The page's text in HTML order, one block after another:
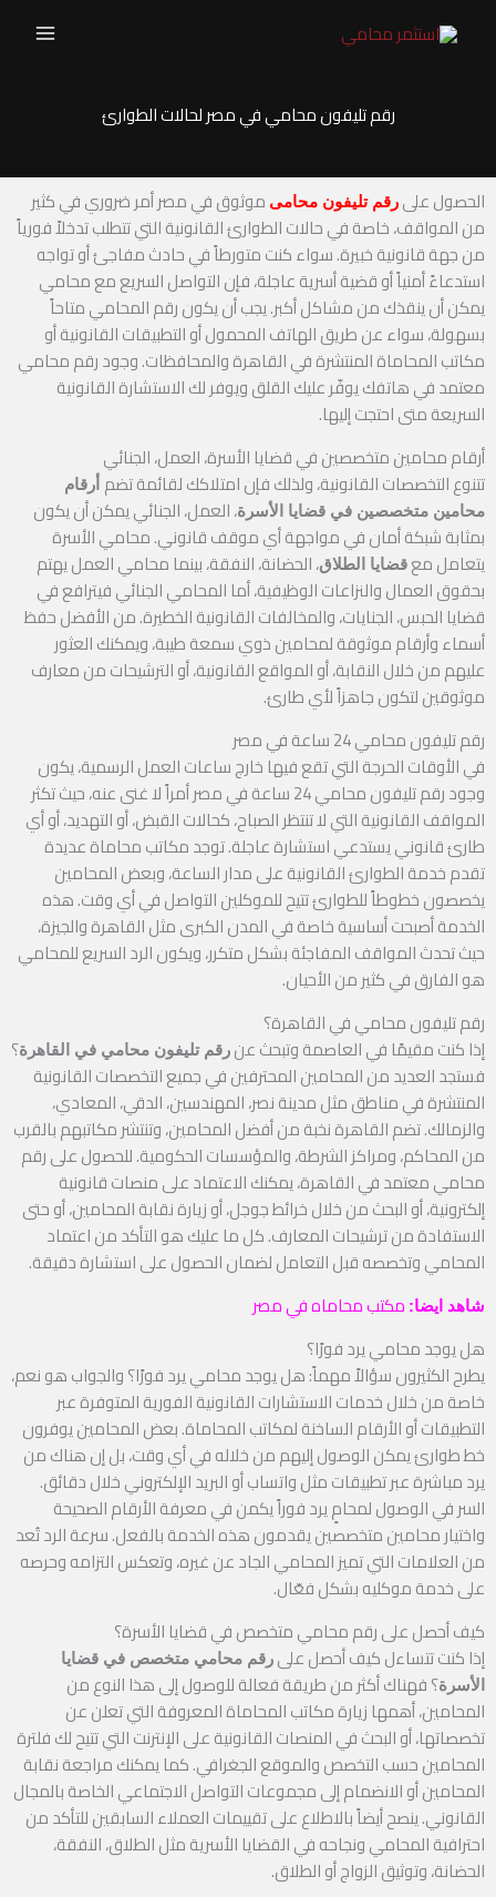
رقم تليفون محامي في مصر لحالات الطوارئ
الحصول على رقم تليفون محامى موثوق في مصر أمر ضروري في كثير
من المواقف، خاصة في حالات الطوارئ القانونية التي تتطلب تدخلاً فورياً
من جهة قانونية خبيرة. سواء كنت متورطاً في حادث مفاجئ أو تواجه
استدعاءً أمنياً أو قضية أسرية عاجلة، فإن التواصل السريع مع محامي
يمكن أن ينقذك من مشاكل أكبر. يجب أن يكون رقم المحامي متاحاً
بسهولة، سواء عن طريق الهاتف المحمول أو التطبيقات القانونية أو
مكاتب المحاماة المنتشرة في القاهرة والمحافظات. وجود رقم محامي
معتمد في هاتفك يوفّر عليك القلق ويوفر لك الاستشارة القانونية
السريعة متى احتجت إليها.
أرقام محامين متخصصين في قضايا الأسرة، العمل، الجنائي
تتنوع التخصصات القانونية، ولذلك فإن امتلاكك لقائمة تضم أرقام
محامين متخصصين في قضايا الأسرة، العمل، الجنائي يمكن أن يكون
بمثابة شبكة أمان في مواجهة أي موقف قانوني. محامي الأسرة
يتعامل مع قضايا الطلاق، الحضانة، النفقة، بينما محامي العمل يهتم
بحقوق العمال والنزاعات الوظيفية، أما المحامي الجنائي فيترافع في
قضايا الحبس، الجنايات، والمخالفات القانونية الخطيرة. من الأفضل حفظ
أسماء وأرقام موثوقة لمحامين ذوي سمعة طيبة، ويمكنك العثور
عليهم من خلال النقابة، أو المواقع القانونية، أو الترشيحات من معارف
موثوقين لتكون جاهزاً لأي طارئ.
رقم تليفون محامي 24 ساعة في مصر
في الأوقات الحرجة التي تقع فيها خارج ساعات العمل الرسمية، يكون
وجود رقم تليفون محامي 24 ساعة في مصر أمراً لا غنى عنه، حيث تكثر
المواقف القانونية التي لا تنتظر الصباح، كحالات القبض، أو التهديد، أو أي
طارئ قانوني يستدعي استشارة عاجلة. توجد مكاتب محاماة عديدة
تقدم خدمة الطوارئ القانونية على مدار الساعة، وبعض المحامين
يخصصون خطوطاً للطوارئ تتيح للموكلين التواصل في أي وقت. هذه
الخدمة أصبحت أساسية خاصة في المدن الكبرى مثل القاهرة والجيزة،
حيث تحدث المواقف المفاجئة بشكل متكرر، ويكون الرد السريع للمحامي
هو الفارق في كثير من الأحيان.
رقم تليفون محامي في القاهرة؟
إذا كنت مقيمًا في العاصمة وتبحث عن رقم تليفون محامي في القاهرة؟
فستجد العديد من المحامين المحترفين في جميع التخصصات القانونية
المنتشرة في مناطق مثل مدينة نصر، المهندسين، الدقي، المعادي،
والزمالك. تضم القاهرة نخبة من أفضل المحامين، وتنتشر مكاتبهم بالقرب
من المحاكم، ومراكز الشرطة، والمؤسسات الحكومية. للحصول على رقم
محامي معتمد في القاهرة، يمكنك الاعتماد على منصات قانونية
إلكترونية، أو البحث من خلال خرائط جوجل، أو زيارة نقابة المحامين، أو حتى
الاستفادة من ترشيحات المعارف. كل ما عليك هو التأكد من اعتماد
المحامي وتخصصه قبل التعامل لضمان الحصول على استشارة دقيقة.
شاهد ايضا: مكتب محاماه في مصر
هل يوجد محامي يرد فورًا؟
يطرح الكثيرون سؤالاً مهماً: هل يوجد محامي يرد فورًا؟ والجواب هو نعم،
خاصة من خلال خدمات الاستشارات القانونية الفورية المتوفرة عبر
التطبيقات أو الأرقام الساخنة لمكاتب المحاماة. بعض المحامين يوفرون
خط طوارئ يمكن الوصول إليهم من خلاله في أي وقت، بل إن هناك من
يرد مباشرة عبر تطبيقات مثل واتساب أو البريد الإلكتروني خلال دقائق.
السر في الوصول لمحامٍ يرد فوراً يكمن في معرفة الأرقام الصحيحة
واختيار محامين متخصصين يقدمون هذه الخدمة بالفعل. سرعة الرد تُعد
من العلامات التي تميز المحامي الجاد عن غيره، وتعكس التزامه وحرصه
على خدمة موكليه بشكل فعّال.
كيف أحصل على رقم محامي متخصص في قضايا الأسرة؟
إذا كنت تتساءل كيف أحصل على رقم محامي متخصص في قضايا
الأسرة؟ فهناك أكثر من طريقة فعالة للوصول إلى هذا النوع من
المحامين، أهمها زيارة مكاتب المحاماة المعروفة التي تعلن عن
تخصصاتها، أو البحث في المنصات القانونية على الإنترنت التي تتيح لك فلترة
المحامين حسب التخصص والموقع الجغرافي. كما يمكنك مراجعة نقابة
المحامين أو الانضمام إلى مجموعات التواصل الاجتماعي الخاصة بالمجال
القانوني. ينصح أيضاً بالاطلاع على تقييمات العملاء السابقين للتأكد من
احترافية المحامي ونجاحه في القضايا الأسرية مثل الطلاق، النفقة،
الحضانة، وتوثيق الزواج أو الطلاق.